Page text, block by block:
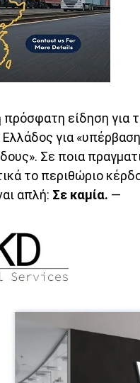
είδηση για
για
Σε ποια
το περιθώριο
απλή: Σε καμία. —